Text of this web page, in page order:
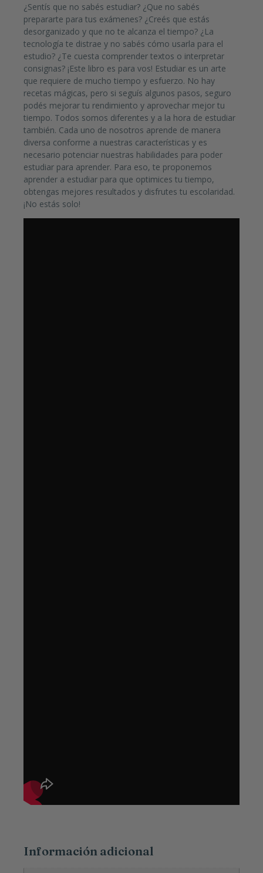
¿Sentís que no sabés estudiar? ¿Que no sabés
prepararte para tus exámenes? ¿Creés que estás
desorganizado y que no te alcanza el tiempo? ¿La
tecnología te distrae y no sabés cómo usarla para el
estudio? ¿Te cuesta comprender textos o interpretar
consignas? ¡Este libro es para vos! Estudiar es un arte
que requiere de mucho tiempo y esfuerzo. No hay
recetas mágicas, pero si seguís algunos pasos, seguro
podés mejorar tu rendimiento y aprovechar mejor tu
tiempo. Todos somos diferentes y a la hora de estudiar
también. Cada uno de nosotros aprende de manera
diversa conforme a nuestras características y es
necesario potenciar nuestras habilidades para poder
estudiar para aprender. Para eso, te proponemos
aprender a estudiar para que optimices tu tiempo,
obtengas mejores resultados y disfrutes tu escolaridad.
¡No estás solo!
Información adicional